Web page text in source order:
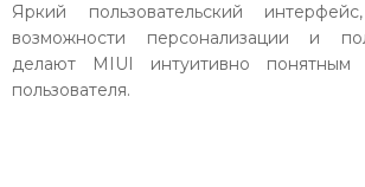
Яркий пользовательский
возможности персонализации и
делают MIUI интуитивно
пользователя.